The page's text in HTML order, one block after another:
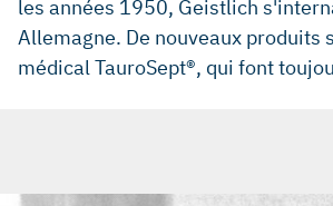
les années 1950, Geistlich
Allemagne. De nouveaux
médical TauroSept®, qui font